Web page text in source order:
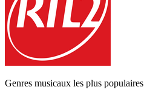
Genres musicaux les plus populaires